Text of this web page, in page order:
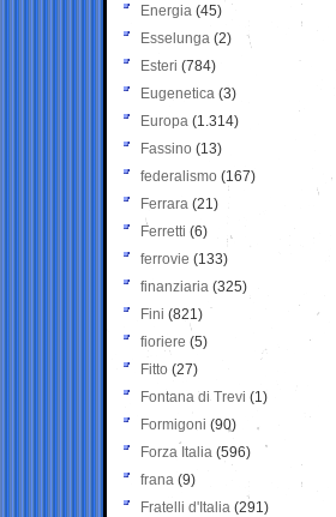
Energia (45)
Esselunga (2)
Esteri (784)
Eugenetica (3)
Europa (1.314)
Fassino (13)
federalismo (167)
Ferrara (21)
Ferretti (6)
ferrovie (133)
finanziaria (325)
Fini (821)
fioriere (5)
Fitto (27)
Fontana di Trevi (1)
Formigoni (90)
Forza Italia (596)
frana (9)
Fratelli d'Italia (291)